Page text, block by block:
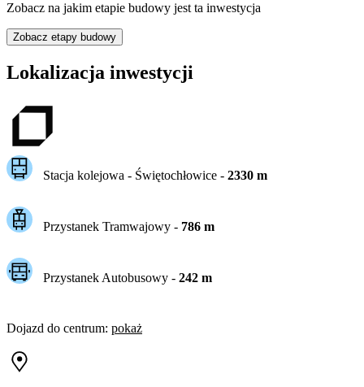
Zobacz na jakim etapie budowy jest ta inwestycja
Zobacz etapy budowy
Lokalizacja inwestycji
Stacja kolejowa - Świętochłowice- 2330m
Przystanek Tramwajowy - 786m
Przystanek Autobusowy - 242m
Dojazd do centrum: pokaż